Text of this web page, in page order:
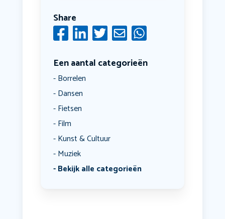
Share
Een aantal categorieën
Borrelen
Dansen
Fietsen
Film
Kunst & Cultuur
Muziek
Bekijk alle categorieën